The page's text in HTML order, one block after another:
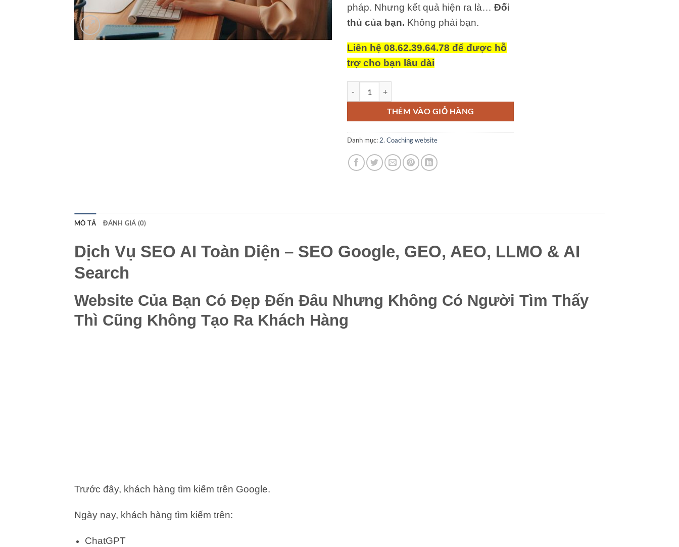
pháp. Nhưng kết quả hiện ra là… Đối
thủ của bạn. Không phải bạn.
Liên hệ 08.62.39.64.78 để được hỗ
trợ cho bạn lâu dài
THÊM VÀO GIỎ HÀNG
Danh mục: 2. Coaching website
MÔ TẢ ĐÁNH GIÁ (0)
Dịch Vụ SEO AI Toàn Diện – SEO Google, GEO, AEO, LLMO & AI
Search
Website Của Bạn Có Đẹp Đến Đâu Nhưng Không Có Người Tìm Thấy
Thì Cũng Không Tạo Ra Khách Hàng
Trước đây, khách hàng tìm kiếm trên Google.
Ngày nay, khách hàng tìm kiếm trên:
ChatGPT